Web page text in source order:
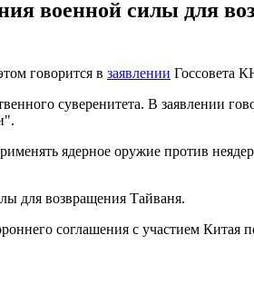
военной силы для
говорится в заявлении Госсовета
суверенитета. В заявлении
ядерное оружие против
для возвращения Тайваня.
соглашения с участием Китая